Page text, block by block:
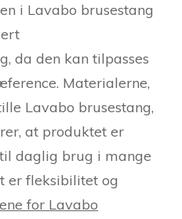
i Lavabo brusestang
da den kan tilpasses
Materialerne,
Lavabo brusestang,
at produktet er
daglig brug i mange
er fleksibilitet og
for Lavabo